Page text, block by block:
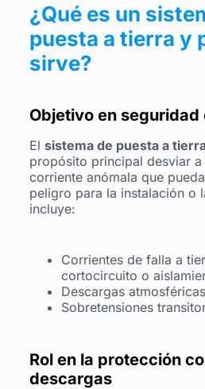
¿Qué es un
puesta a tierra y
sirve?
Objetivo en seguridad
El sistema de puesta a
propósito principal desviar
corriente anómala que
peligro para la instalación o
incluye:
Corrientes de falla a
cortocircuito o
Descargas
Sobretensiones
Rol en la protección
descargas